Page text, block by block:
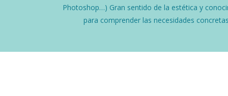
Photoshop…) Gran sentido de la estética y
para comprender las necesidades